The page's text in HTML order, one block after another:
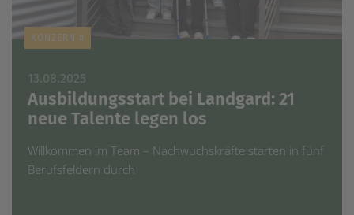
KONZERN #
13.08.2025
Ausbildungsstart bei Landgard: 21
neue Talente legen los
Willkommen im Team – Nachwuchskräfte starten in fünf
Berufsfeldern durch